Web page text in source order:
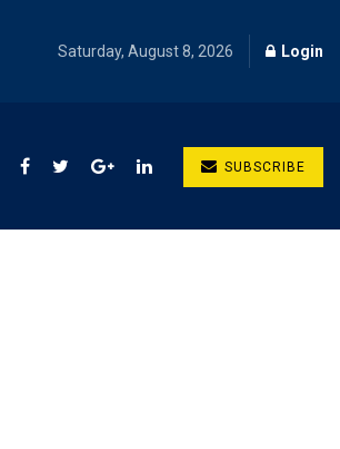
Saturday, August 8, 2026 Login
SUBSCRIBE